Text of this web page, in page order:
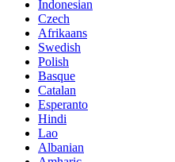
Indonesian
Czech
Afrikaans
Swedish
Polish
Basque
Catalan
Esperanto
Hindi
Lao
Albanian